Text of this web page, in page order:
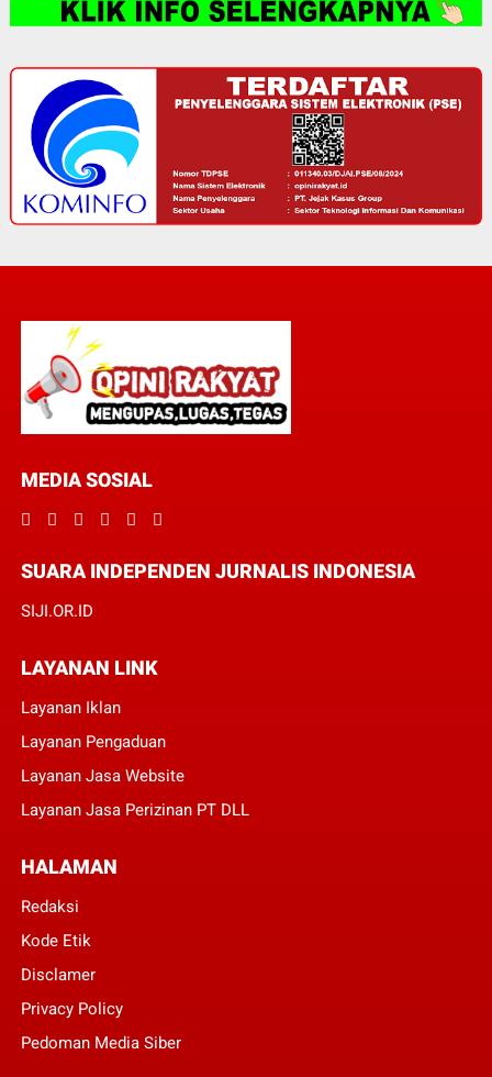
MEDIA SOSIAL
SUARA INDEPENDEN JURNALIS INDONESIA
SIJI.OR.ID
LAYANAN LINK
Layanan Iklan
Layanan Pengaduan
Layanan Jasa Website
Layanan Jasa Perizinan PT DLL
HALAMAN
Redaksi
Kode Etik
Disclamer
Privacy Policy
Pedoman Media Siber